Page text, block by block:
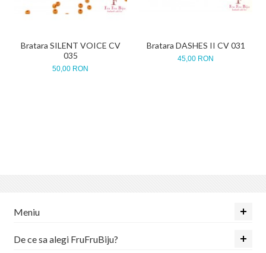
Bratara SILENT VOICE CV
035
50,00 RON
Bratara DASHES II CV 031
45,00 RON
Meniu
De ce sa alegi FruFruBiju?